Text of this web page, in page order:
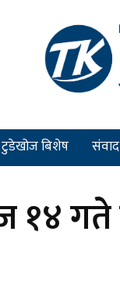
टुडेखोज बिशेष संवाद
गते